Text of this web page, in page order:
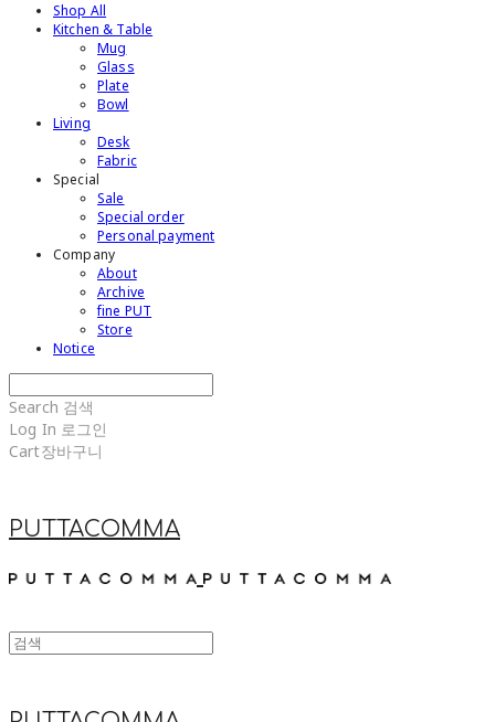
Shop All
Kitchen & Table
Mug
Glass
Plate
Bowl
Living
Desk
Fabric
Special
Sale
Special order
Personal payment
Company
About
Archive
fine PUT
Store
Notice
Search 검색
Log In 로그인
Cart장바구니
PUTTACOMMA